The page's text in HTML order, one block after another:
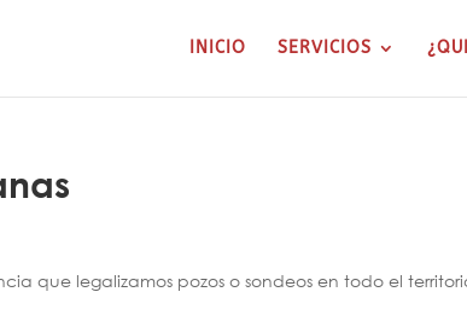
INICIO SERVICIOS
que legalizamos pozos o sondeos en todo el